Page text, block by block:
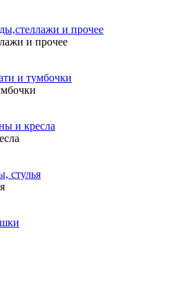
и прочее
и прочее
и тумбочки
и кресла
стулья